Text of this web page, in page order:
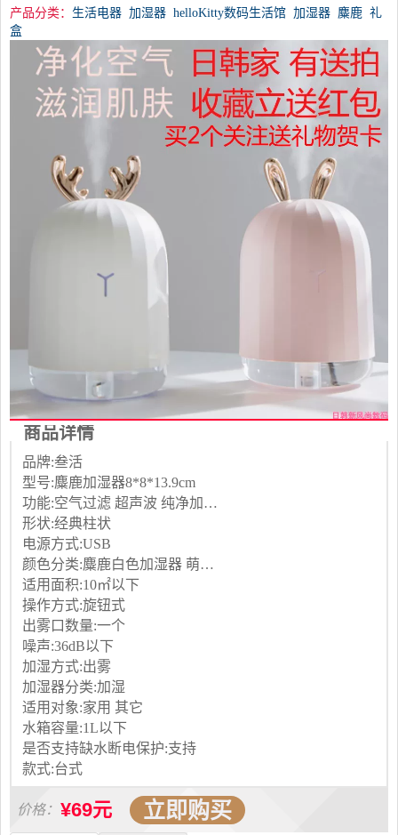
产品分类： 生活电器 加湿器 helloKitty数码生活馆 加湿器 麋鹿 礼
盒
商品详情
品牌:叁活
型号:麋鹿加湿器8*8*13.9cm
功能:空气过滤 超声波 纯净加湿 其它
形状:经典柱状
电源方式:USB
颜色分类:麋鹿白色加湿器 萌兔粉色加湿器 麋鹿白色+萌兔粉色加湿器 麋鹿夜灯+麋鹿白色加湿器 粉兔夜灯+萌兔粉色加湿器 麋鹿加湿器10点0分0秒秒杀1个 麋鹿加湿器1个收藏送礼袋和贺卡 麋鹿加湿器1个收藏送礼盒和贺卡 麋鹿加湿器1个收藏送精装礼盒1个 麋鹿白加湿器1+红玫瑰真花礼盒1 萌兔粉加湿器1+满天星真花礼盒1 麋鹿氛围灯1+康乃馨真花礼盒1 萌兔氛围灯1+紫满天星真花礼盒1
适用面积:10㎡以下
操作方式:旋钮式
出雾口数量:一个
噪声:36dB以下
加湿方式:出雾
加湿器分类:加湿
适用对象:家用 其它
水箱容量:1L以下
是否支持缺水断电保护:支持
款式:台式
价格： ¥69元 立即购买